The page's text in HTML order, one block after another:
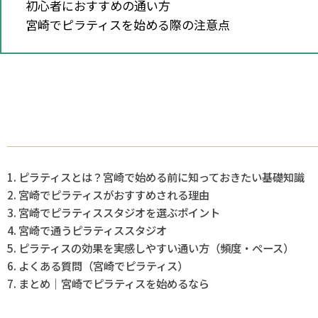
初心者におすすめの通い方
宮崎でピラティスを始める際の注意点
ピラティスとは？宮崎で始める前に知っておきたい基礎知識
宮崎でピラティスがおすすめされる理由
宮崎でピラティススタジオを選ぶポイント
宮崎で通うピラティススタジオ
ピラティスの効果を実感しやすい通い方（頻度・ペース）
よくある質問（宮崎でピラティス）
まとめ｜宮崎でピラティスを始めるなら